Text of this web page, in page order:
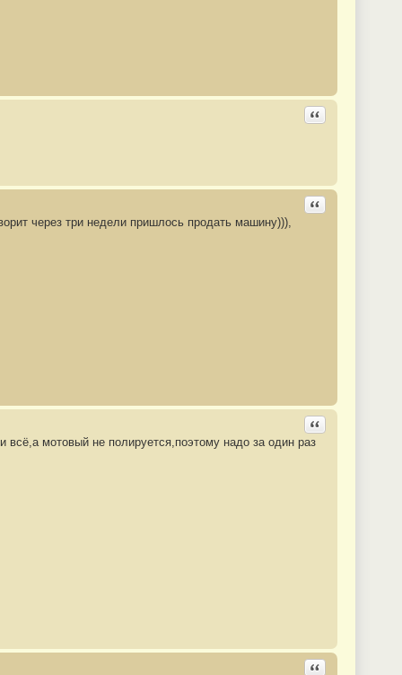
Ответить с
Ответить с
через три недели пришлось продать машину))),
Ответить с
мотовый не полируется,поэтому надо за один раз
Ответить с